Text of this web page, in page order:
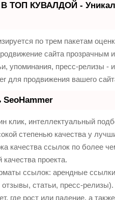
ТОП КУВАЛДОЙ -
по трем пакетам
сайта прозрачным
упоминания, пресс-релизы -
для продвижения вашего
SeoHammer
клик, интеллектуальный
степенью качества у
качества ссылок по более
качества проекта.
ссылок: арендные
статьи, пресс-релизы).
где рост или падение, а